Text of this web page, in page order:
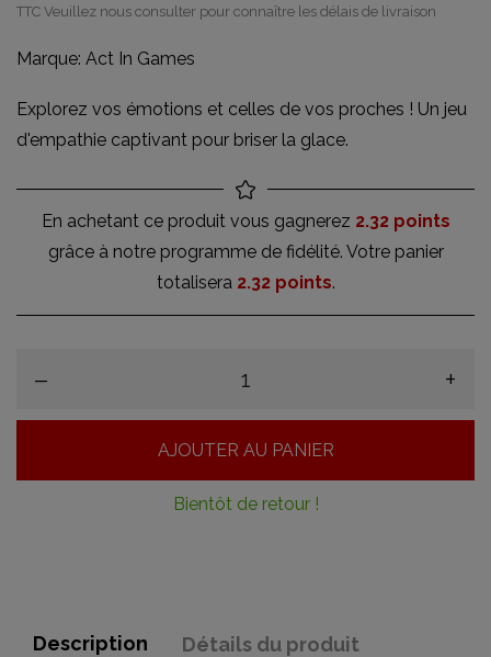
TTC Veuillez nous consulter pour connaître les délais de livraison
Marque: Act In Games
Explorez vos émotions et celles de vos proches ! Un jeu
d'empathie captivant pour briser la glace.
En achetant ce produit vous gagnerez 2.32 points
grâce à notre programme de fidélité. Votre panier
totalisera 2.32 points.
– +
AJOUTER AU PANIER
Bientôt de retour !
Description Détails du produit